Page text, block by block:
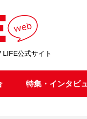
公式サイト
特集・インタビ